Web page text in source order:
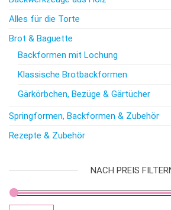
Alles für die Torte
Brot & Baguette
Backformen mit Lochung
Klassische Brotbackformen
Gärkörbchen, Bezüge & Gärtücher
Springformen, Backformen & Zubehör
Rezepte & Zubehör
NACH PREIS